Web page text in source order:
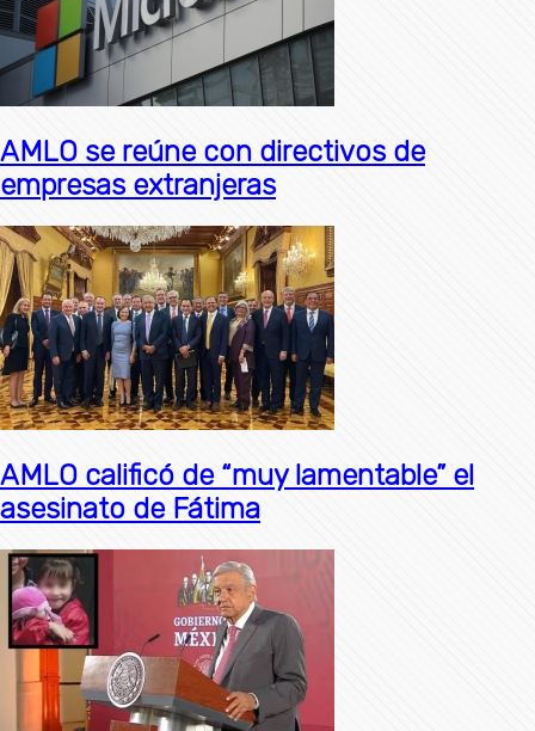
AMLO se reúne con directivos de
empresas extranjeras
AMLO calificó de “muy lamentable” el
asesinato de Fátima